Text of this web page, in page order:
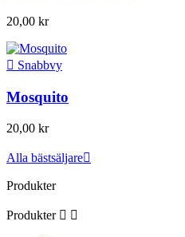
20,00 kr
 Snabbvy
Mosquito
20,00 kr
Alla bästsäljare
Produkter
Produkter  